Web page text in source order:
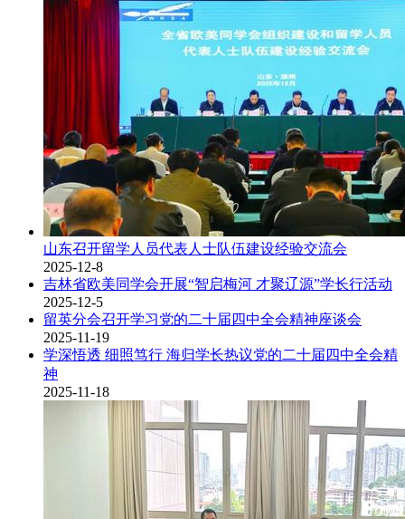
山东召开留学人员代表人士队伍建设经验交流会
2025-12-8
吉林省欧美同学会开展“智启梅河 才聚辽源”学长行活动
2025-12-5
留英分会召开学习党的二十届四中全会精神座谈会
2025-11-19
学深悟透 细照笃行 海归学长热议党的二十届四中全会精
神
2025-11-18